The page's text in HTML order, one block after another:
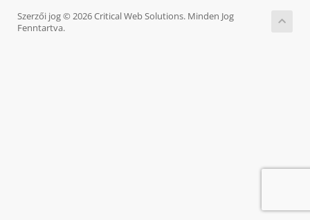
Szerzői jog © 2026 Critical Web Solutions. Minden Jog
Fenntartva.